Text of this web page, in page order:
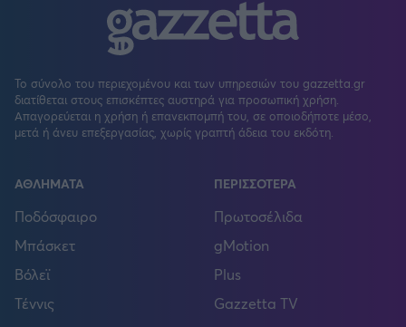
Το σύνολο του περιεχομένου και των υπηρεσιών του gazzetta.gr
διατίθεται στους επισκέπτες αυστηρά για προσωπική χρήση.
Απαγορεύεται η χρήση ή επανεκπομπή του, σε οποιοδήποτε μέσο,
μετά ή άνευ επεξεργασίας, χωρίς γραπτή άδεια του εκδότη.
ΑΘΛΗΜΑΤΑ
Ποδόσφαιρο
Μπάσκετ
Βόλεϊ
Τέννις
ΠΕΡΙΣΣΟΤΕΡΑ
Πρωτοσέλιδα
gMotion
Plus
Gazzetta TV